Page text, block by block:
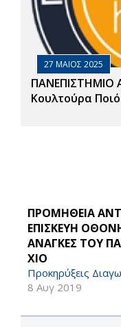
27 ΜΑΙΟΣ 2025
ΠΑΝΕΠΙΣΤΗΜΙΟ
Κουλτούρα
ΠΡΟΜΗΘΕΙΑ
ΕΠΙΣΚΕΥΗ
ΑΝΑΓΚΕΣ ΤΟΥ
ΧΙΟ
Προκηρύξεις
8 Αυγ 2019